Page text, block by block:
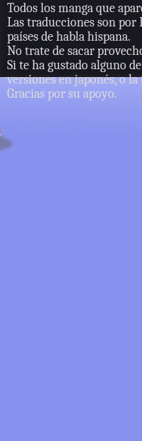
Todos los manga que
Las traducciones son por
países de habla hispana.
No trate de sacar
Si te ha gustado alguno
versiones en japonés, o
Gracias por su apoyo.